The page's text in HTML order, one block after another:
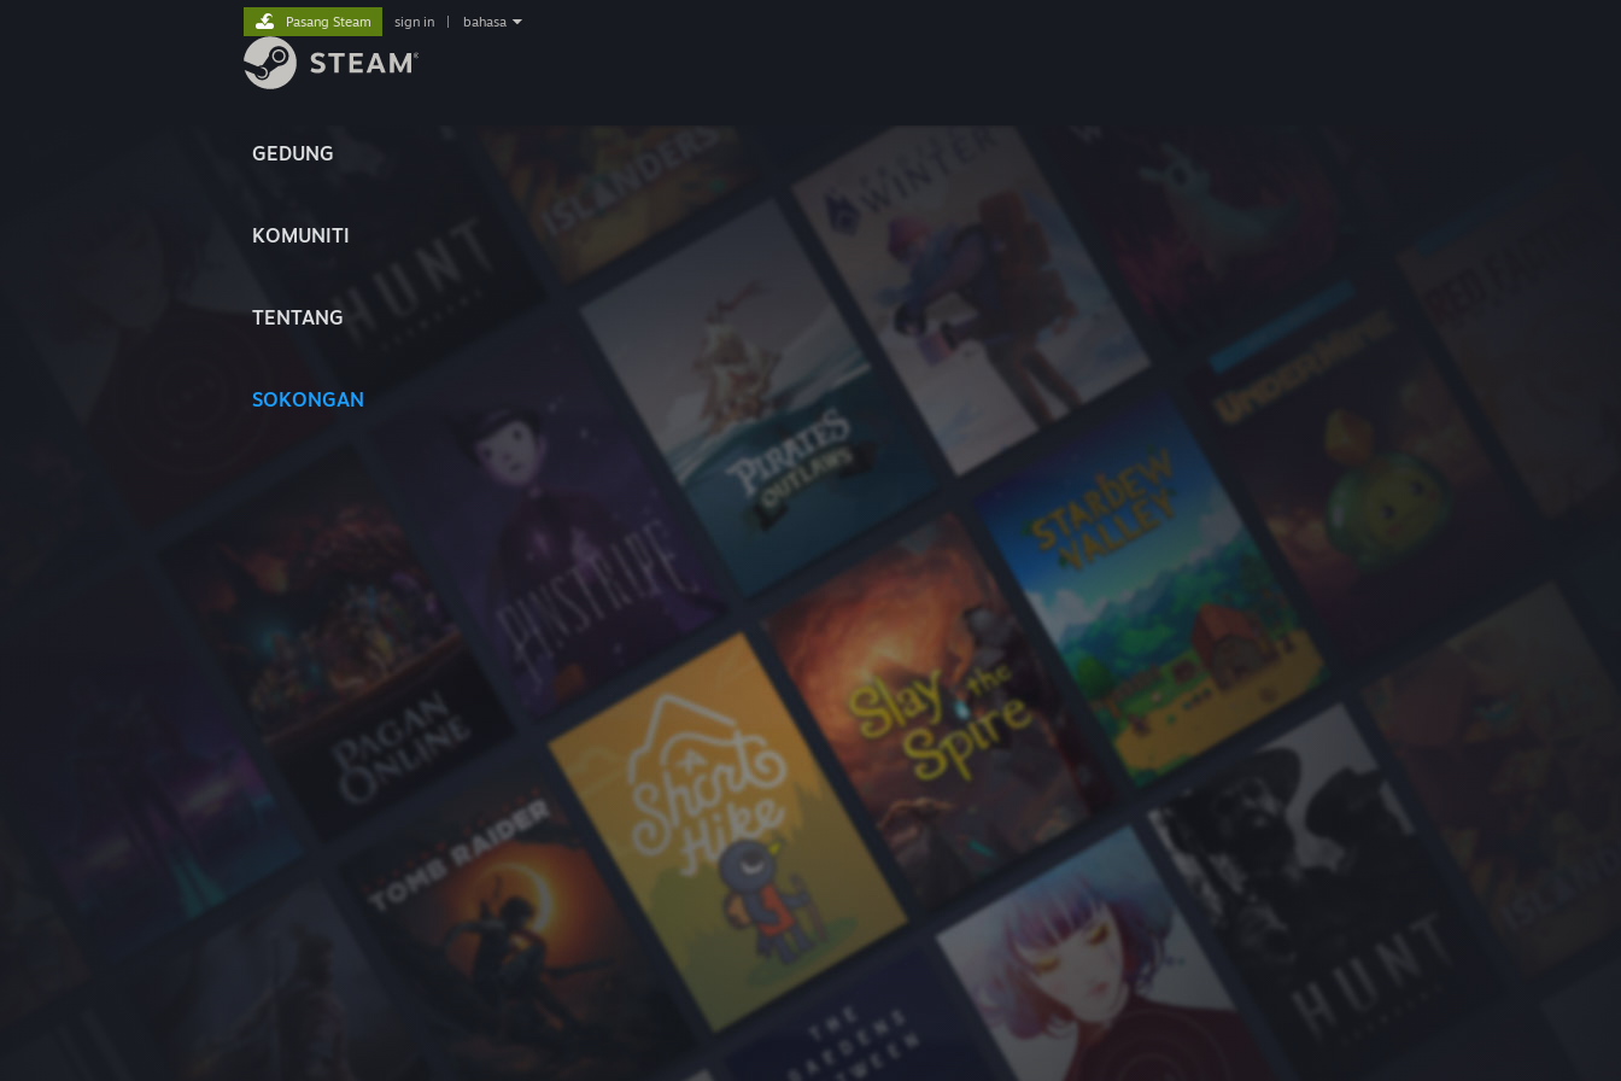
GEDUNG
KOMUNITI
TENTANG
SOKONGAN
Pasang Steam sign in bahasa